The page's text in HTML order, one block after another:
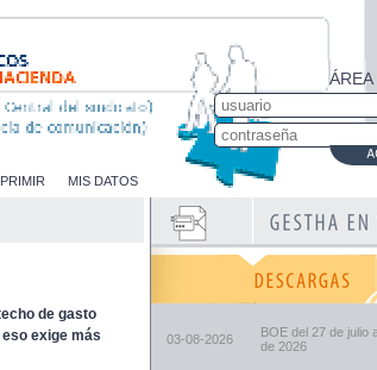
MIS DATOS
de gasto
exige más
03-08-2026
BOE del 27 de julio
de 2026